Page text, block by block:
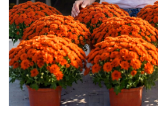
Bulbi de Echinacea
Bulbi de Frezie
Bulbi de Fritillaria
Bulbi de Gaillardia (Kokarda)
Bulbi de Gladiole
Bulbi de Irisi - Stanjenel
Bulbi de Lalele
Păr - Pyrus communis
Smochini - Ficus carica
Viță de Vie - Vitis
Zmeur - Rubus